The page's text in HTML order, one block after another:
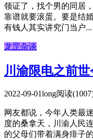
领证了，找个男的同居
靠谱就要滚蛋。要是结
有钱人其实讲究门当户...
龙罡杂谈
川渝限电之前
2022-09-01long阅读
网友都说，今年人类最
度的桑拿天，川渝人民
的父母们带着满身痱子